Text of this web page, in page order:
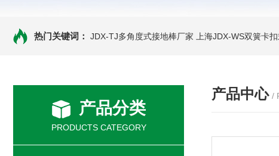
热门关键词： JDX-TJ多角度式接地棒厂家 上海JDX-WS双簧卡
产品分类
PRODUCTS CATEGORY
产品中心 /